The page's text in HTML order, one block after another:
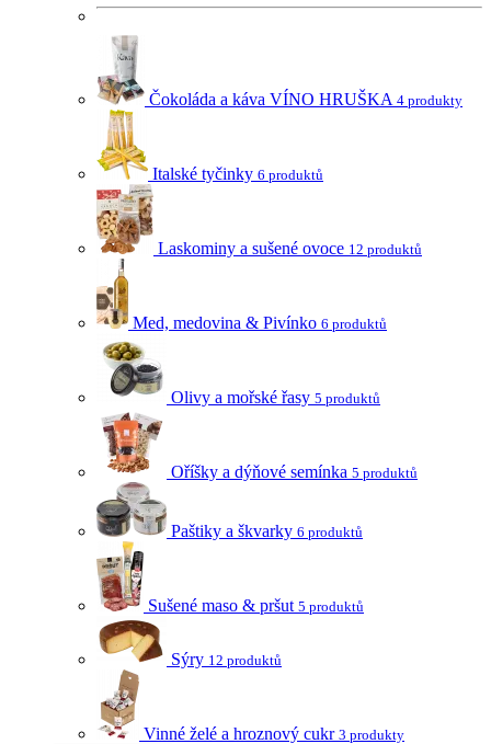
Čokoláda a káva VÍNO HRUŠKA 4 produkty
Italské tyčinky 6 produktů
Laskominy a sušené ovoce 12 produktů
Med, medovina & Pivínko 6 produktů
Olivy a mořské řasy 5 produktů
Oříšky a dýňové semínka 5 produktů
Paštiky a škvarky 6 produktů
Sušené maso & pršut 5 produktů
Sýry 12 produktů
Vinné želé a hroznový cukr 3 produkty